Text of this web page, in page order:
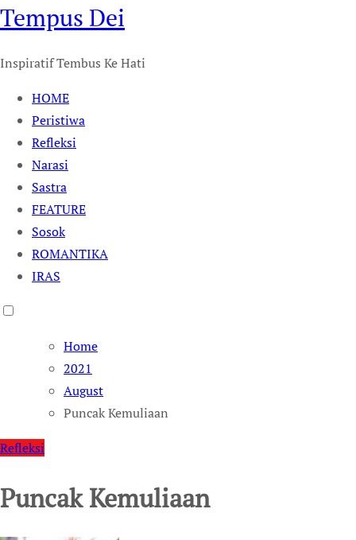
Tempus Dei
Inspiratif Tembus Ke Hati
HOME
Peristiwa
Refleksi
Narasi
Sastra
FEATURE
Sosok
ROMANTIKA
IRAS
Home
2021
August
Puncak Kemuliaan
Refleksi
Puncak Kemuliaan